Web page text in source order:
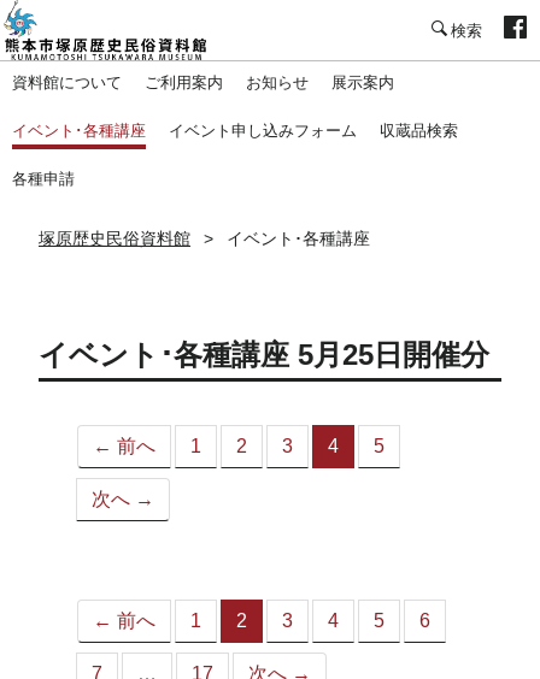
資料館について ご利用案内 お知らせ 展示案内
イベント･各種講座 イベント申し込みフォーム 収蔵品検索
各種申請
塚原歴史民俗資料館 イベント･各種講座
イベント･各種講座 5月25日開催分
← 前へ 1 2 3 4
（こ
5
次へ →
← 前へ 1 2
（こ
の
3 4 5 6
7 … 17 次へ →